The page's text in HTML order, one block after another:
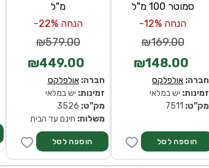
מ"ל
הנחה 22%-
₪579.00
₪449.00
חברה:אולפלקס
זמינות: יש במלאי
מק''ט:
משלוח: חינם עד הבית
סמוטר 100 מ"ל
הנחה 12%-
₪169.00
₪148.00
חברה: אולפלקס
זמינות: יש במלאי
מק''ט: